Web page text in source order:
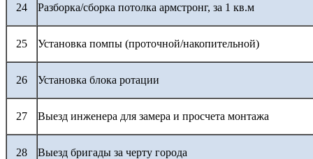
24 Разборка/сборка потолка армстронг, за 1 кв.м
25 Установка помпы (проточной/накопительной)
26 Установка блока ротации
27 Выезд инженера для замера и просчета монтажа
28 Выезд бригады за черту города